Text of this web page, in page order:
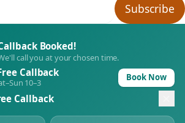
Subscribe
Booked!
call you at your chosen time.
Callback
10–3 Book Now
Callback